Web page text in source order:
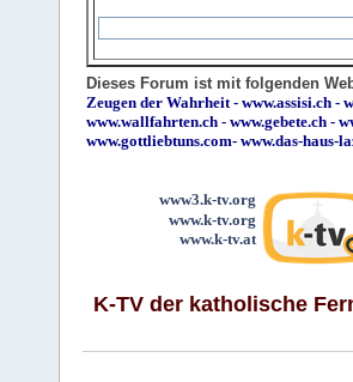
Dieses Forum ist mit folgenden
Zeugen der Wahrheit - www.assisi.ch -
www.wallfahrten.ch - www.gebete.ch -
www.gottliebtuns.com- www.das-haus-
www3.k-tv.org
www.k-tv.org
www.k-tv.at
K-TV der katholische